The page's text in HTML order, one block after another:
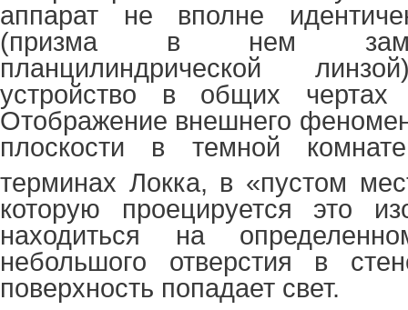
аппарат не вполне
(призма в нем
планцилиндрической
устройство в общих
Отображение внешнего
плоскости в темной
терминах Локка, в «пустом
которую проецируется это
находиться на
небольшого отверстия в
поверхность попадает свет.